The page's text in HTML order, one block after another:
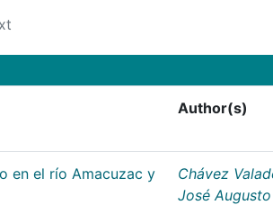
Author(s)
en el río Amacuzac y
Chávez
José Augusto